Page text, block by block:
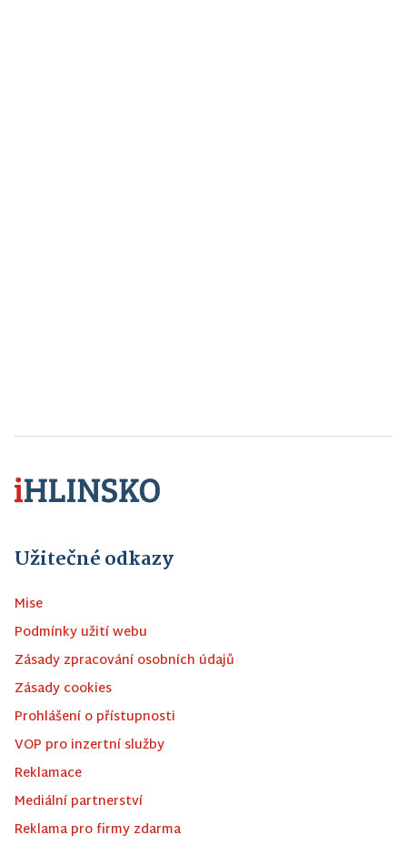
Užitečné odkazy
Mise
Podmínky užití webu
Zásady zpracování osobních údajů
Zásady cookies
Prohlášení o přístupnosti
VOP pro inzertní služby
Reklamace
Mediální partnerství
Reklama pro firmy zdarma